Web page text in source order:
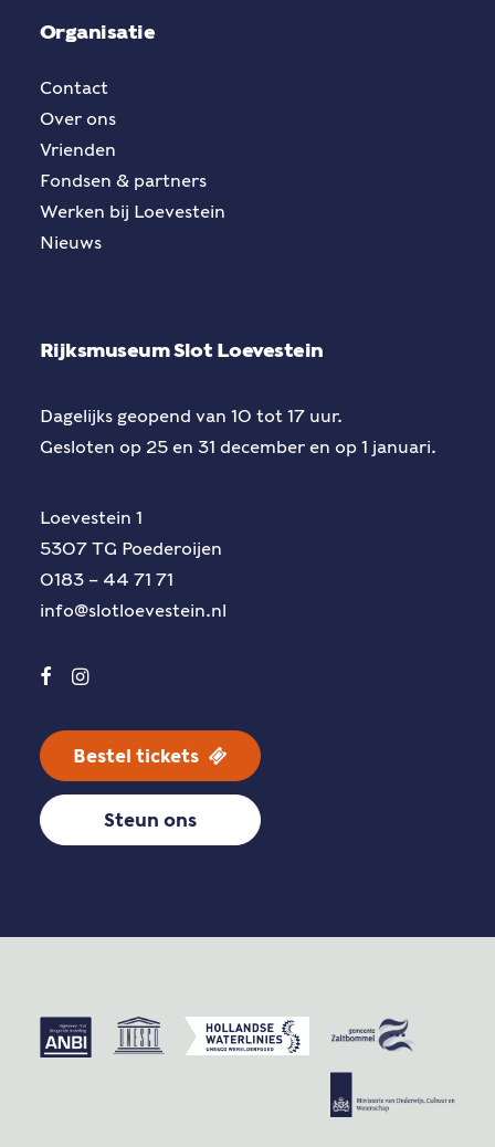
Organisatie
Contact
Over ons
Vrienden
Fondsen & partners
Werken bij Loevestein
Nieuws
Rijksmuseum Slot Loevestein
Dagelijks geopend van 10 tot 17 uur.
Gesloten op 25 en 31 december en op 1 januari.
Loevestein 1
5307 TG Poederoijen
0183 – 44 71 71
info@slotloevestein.nl
Bestel tickets
Steun ons